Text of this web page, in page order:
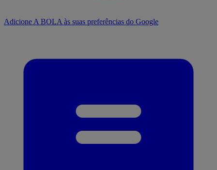
Adicione A BOLA às suas preferências do Google